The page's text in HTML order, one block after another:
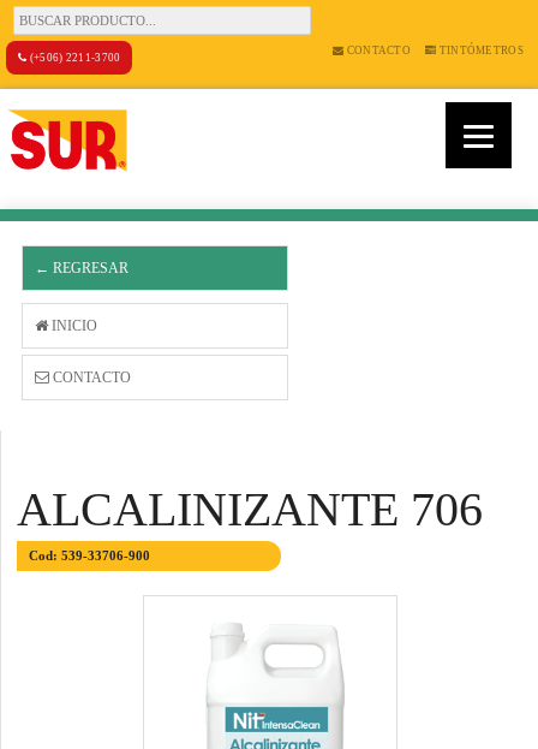
(+506) 2211-3700
CONTACTO TINTÓMETROS
← REGRESAR
INICIO
CONTACTO
ALCALINIZANTE 706
Cod: 539-33706-900